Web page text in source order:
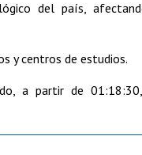
del país,
y centros de estudios.
a partir de